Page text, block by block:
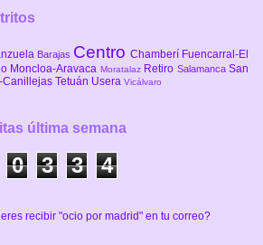
Barajas Centro Chamberí Fuencarral-El
Moncloa-Aravaca Moratalaz Retiro SalamancaSan
Canillejas Tetuán Usera Vicálvaro
última semana
0 3 3 4
recibir "ocio por madrid" en tu correo?